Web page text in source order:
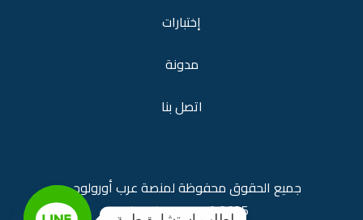
جميع الحقوق محفوظة لمنصةعرب أورولوجي
2025 ©
araburology.com
إختبارات
مدونة
اتصل بنا